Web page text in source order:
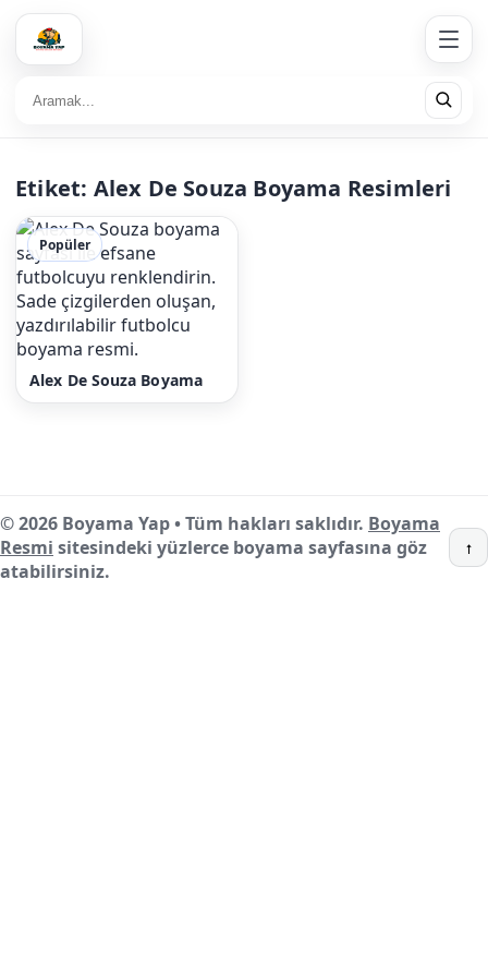
Etiket: Alex De Souza Boyama Resimleri
Popüler
Alex De Souza Boyama
© 2026 Boyama Yap • Tüm hakları saklıdır. Boyama
Resmi sitesindeki yüzlerce boyama sayfasına göz
atabilirsiniz.
↑